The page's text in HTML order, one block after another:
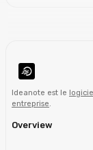
Ideanote est le
entreprise
Overview